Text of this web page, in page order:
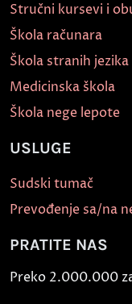
Stručni kursevi i
Škola računara
Škola stranih jezika
Medicinska škola
Škola nege lepote
USLUGE
Sudski tumač
Prevođenje sa/na
PRATITE NAS
Preko 2.000.000